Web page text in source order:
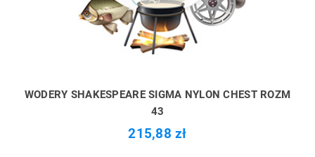
WODERY SHAKESPEARE SIGMA NYLON CHEST ROZM
43
215,88 zł